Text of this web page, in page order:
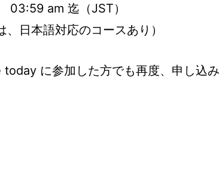
03:59 am 迄（JST）
日本語対応のコースあり）
に参加した方でも再度、申し込み